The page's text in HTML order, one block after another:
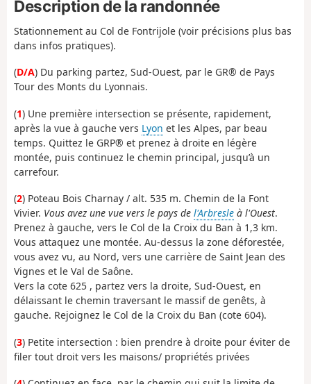
Description de la randonnée
Stationnement au Col de Fontrijole (voir précisions plus bas
dans infos pratiques).
(D/A) Du parking partez, Sud-Ouest, par le GR® de Pays
Tour des Monts du Lyonnais.
(1) Une première intersection se présente, rapidement,
après la vue à gauche vers Lyon et les Alpes, par beau
temps. Quittez le GRP® et prenez à droite en légère
montée, puis continuez le chemin principal, jusqu’à un
carrefour.
(2) Poteau Bois Charnay / alt. 535 m. Chemin de la Font
Vivier. Vous avez une vue vers le pays de l'Arbresle à l'Ouest.
Prenez à gauche, vers le Col de la Croix du Ban à 1,3 km.
Vous attaquez une montée. Au-dessus la zone déforestée,
vous avez vu, au Nord, vers une carrière de Saint Jean des
Vignes et le Val de Saône.
Vers la cote 625 , partez vers la droite, Sud-Ouest, en
délaissant le chemin traversant le massif de genêts, à
gauche. Rejoignez le Col de la Croix du Ban (cote 604).
(3) Petite intersection : bien prendre à droite pour éviter de
filer tout droit vers les maisons/ propriétés privées